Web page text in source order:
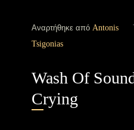
Αναρτήθηκε από Antonis
Tsigonias
Wash Of
Crying